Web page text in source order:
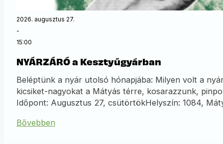
2026. augusztus 27.
-
15:00
NYÁRZÁRÓ a Kesztyűgyárban
Beléptünk a nyár utolsó hónapjába: Milyen volt a
kicsiket-nagyokat a Mátyás térre, kosarazzunk,
Időpont: Augusztus 27, csütörtökHelyszín: 1084,
Bővebben